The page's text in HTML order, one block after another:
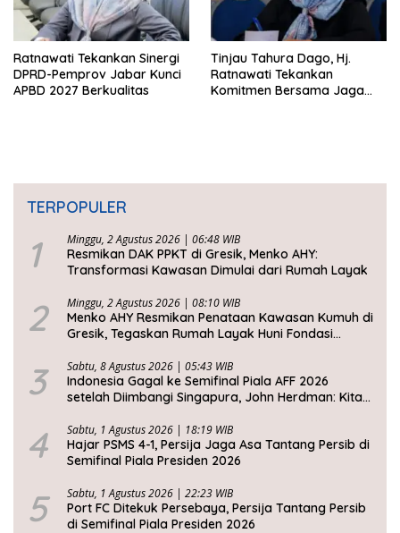
Ratnawati Tekankan Sinergi
DPRD-Pemprov Jabar Kunci
APBD 2027 Berkualitas
Tinjau Tahura Dago, Hj.
Ratnawati Tekankan
Komitmen Bersama Jaga
TERPOPULER
1 Minggu, 2 Agustus 2026 | 06:48 WIB
Resmikan DAK PPKT di Gresik, Menko AHY:
Transformasi Kawasan Dimulai dari Rumah Layak
2 Minggu, 2 Agustus 2026 | 08:10 WIB
Menko AHY Resmikan Penataan Kawasan Kumuh di
Gresik, Tegaskan Rumah Layak Huni Fondasi
3 Sabtu, 8 Agustus 2026 | 05:43 WIB
Indonesia Gagal ke Semifinal Piala AFF 2026
setelah Diimbangi Singapura, John Herdman: Kita
4 Sabtu, 1 Agustus 2026 | 18:19 WIB
Hajar PSMS 4-1, Persija Jaga Asa Tantang Persib di
Semifinal Piala Presiden 2026
5 Sabtu, 1 Agustus 2026 | 22:23 WIB
Port FC Ditekuk Persebaya, Persija Tantang Persib
di Semifinal Piala Presiden 2026